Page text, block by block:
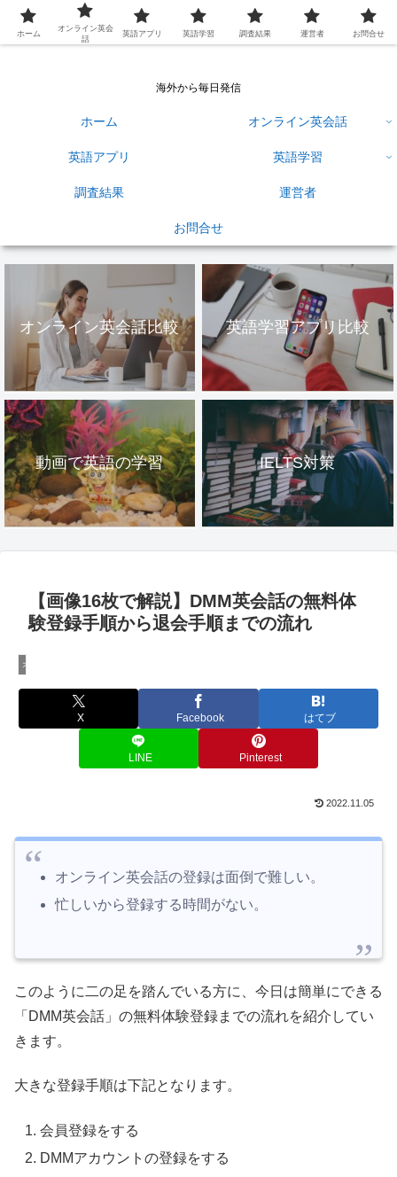
英語学習ひろば
海外から毎日発信
ホーム オンライン英会話
英語アプリ 英語学習
調査結果 運営者
お問合せ
オンライン英会話比較 英語学習アプリ比較
動画で英語の学習 IELTS対策
【画像16枚で解説】DMM英会話の無料体
験登録手順から退会手順までの流れ
オンライン英会話
X Facebook はてブ
LINE Pinterest
2022.11.05
オンライン英会話の登録は面倒で難しい。
忙しいから登録する時間がない。
このように二の足を踏んでいる方に、今日は簡単にできる
「DMM英会話」の無料体験登録までの流れを紹介してい
きます。
大きな登録手順は下記となります。
会員登録をする
DMMアカウントの登録をする
ホーム
オンライン英会
話
英語アプリ 英語学習 調査結果 運営者 お問合せ